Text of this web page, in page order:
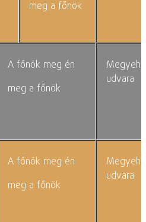
meg a főnök
A főnök meg én
meg a főnök
udvara
A főnök meg én
meg a főnök
udvara